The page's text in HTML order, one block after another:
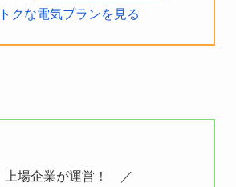
クな電気プランを見る
場企業が運営！ ／